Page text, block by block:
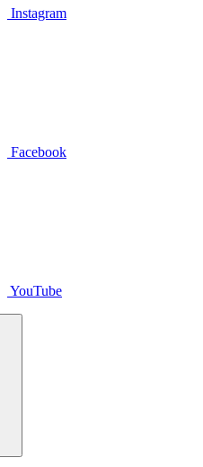
Instagram
Facebook
YouTube